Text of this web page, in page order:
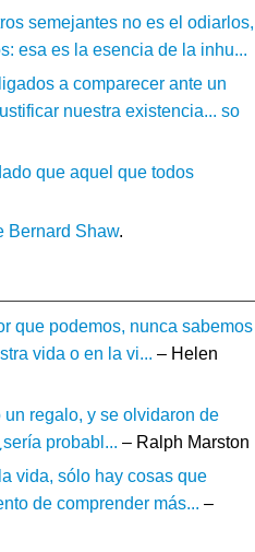
semejantes no es el odiarlos,
esa es la esencia de la inhu...
a comparecer ante un
nuestra existencia... so
que aquel que todos
Bernard Shaw.
que podemos, nunca sabemos
vida o en la vi... – Helen
regalo, y se olvidaron de
probabl... – Ralph Marston
vida, sólo hay cosas que
de comprender más... –